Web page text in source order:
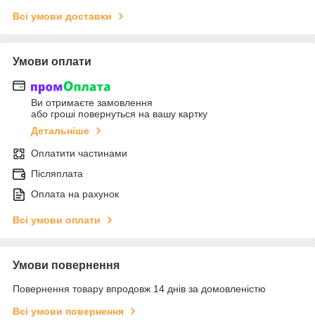
Всі умови доставки
Умови оплати
Ви отримаєте замовлення
або гроші повернуться на вашу картку
Детальніше
Оплатити частинами
Післяплата
Оплата на рахунок
Всі умови оплати
Умови повернення
Повернення товару впродовж 14 днів за домовленістю
Всі умови повернення